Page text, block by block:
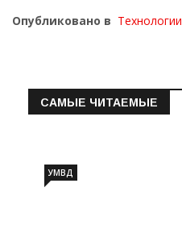
Опубликовано в Технологии
САМЫЕ ЧИТАЕМЫЕ
УМВД